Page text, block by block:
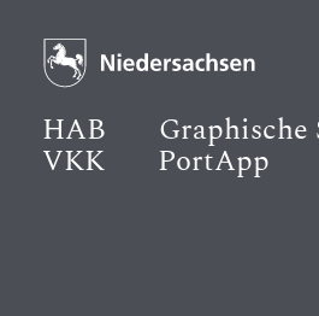
HAB Graphische
VKK PortApp